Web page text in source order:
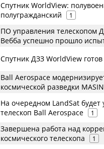
Спутник WorldView:
полугражданский
1
ПО управления телескопом
Вебба успешно прошло
Спутник ДЗЗ WorldView готов
Ball Aerospace
космической разведки
На очередном LandSat будет
телескоп Ball Aerospace
1
Завершена работа над
космического телескопа
1